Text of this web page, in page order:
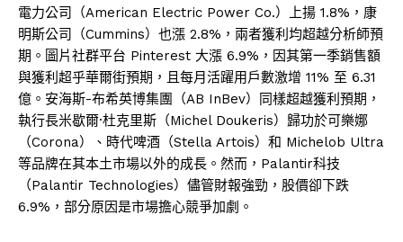
電力公司（American Electric Power Co.）上揚 1.8%，康
明斯公司（Cummins）也漲 2.8%，兩者獲利均超越分析師預
期。圖片社群平台 Pinterest 大漲 6.9%，因其第一季銷售額
與獲利超乎華爾街預期，且每月活躍用戶數激增 11% 至 6.31
億。安海斯-布希英博集團（AB InBev）同樣超越獲利預期，
執行長米歇爾·杜克里斯（Michel Doukeris）歸功於可樂娜
（Corona）、時代啤酒（Stella Artois）和 Michelob Ultra
等品牌在其本土市場以外的成長。然而，Palantir科技
（Palantir Technologies）儘管財報強勁，股價卻下跌
6.9%，部分原因是市場擔心競爭加劇。